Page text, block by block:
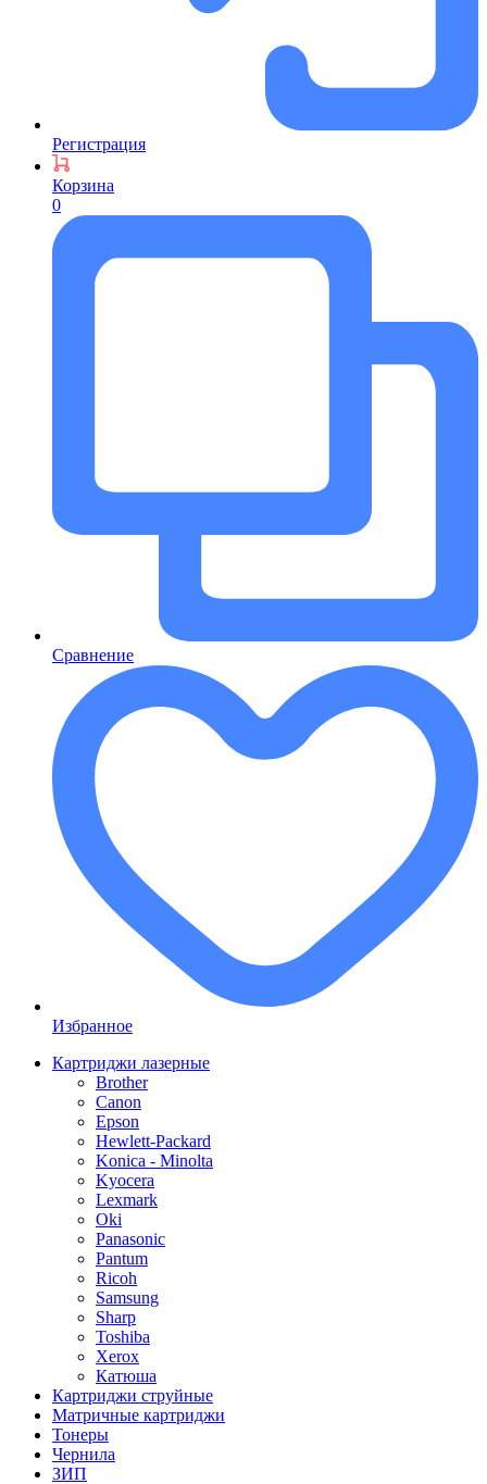
Регистрация
Корзина
0
Сравнение
Избранное
Картриджи лазерные
Brother
Canon
Epson
Hewlett-Packard
Konica - Minolta
Kyocera
Lexmark
Oki
Panasonic
Pantum
Ricoh
Samsung
Sharp
Toshiba
Xerox
Катюша
Картриджи струйные
Матричные картриджи
Тонеры
Чернила
ЗИП